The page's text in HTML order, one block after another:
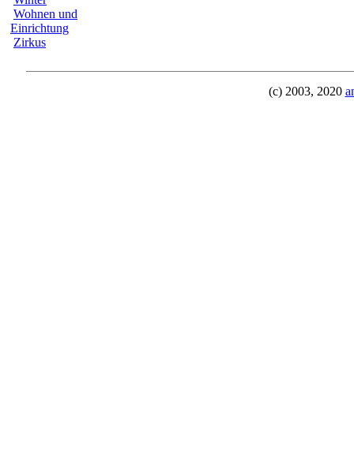
Wohnen und
Einrichtung
Zirkus
(c) 2003, 2020